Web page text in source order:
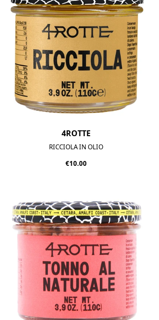
4ROTTE
RICCIOLA IN OLIO
€10.00